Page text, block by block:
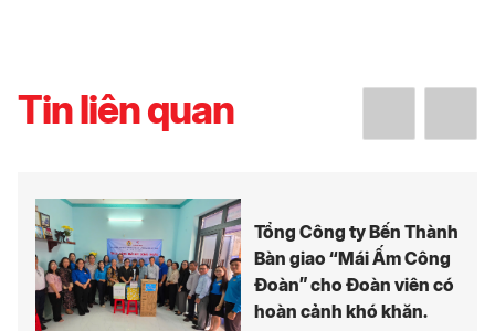
Tin liên quan
Tổng Công ty Bến Thành
Bàn giao “Mái Ấm Công
Đoàn” cho Đoàn viên có
hoàn cảnh khó khăn.